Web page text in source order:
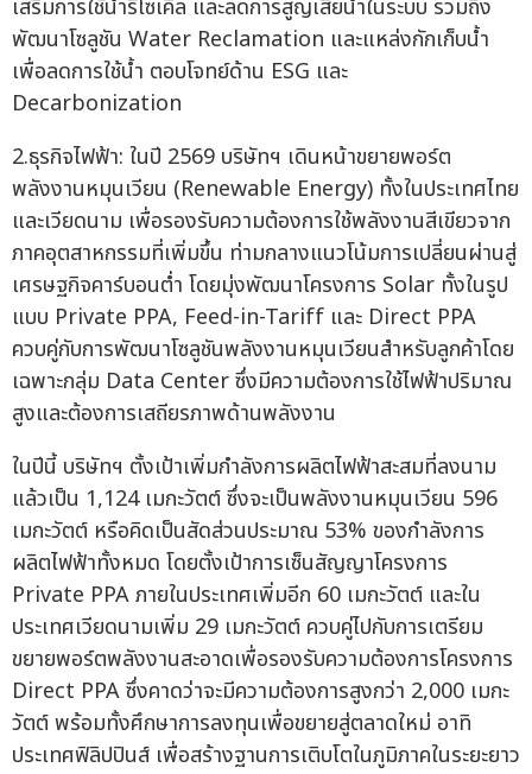
เสริมการใช้น้ำรีไซเคิล และลดการสูญเสียน้ำในระบบ รวมถึง
พัฒนาโซลูชัน Water Reclamation และแหล่งกักเก็บน้ำ
เพื่อลดการใช้น้ำ ตอบโจทย์ด้าน ESG และ
Decarbonization
2.ธุรกิจไฟฟ้า: ในปี 2569 บริษัทฯ เดินหน้าขยายพอร์ต
พลังงานหมุนเวียน (Renewable Energy) ทั้งในประเทศไทย
และเวียดนาม เพื่อรองรับความต้องการใช้พลังงานสีเขียวจาก
ภาคอุตสาหกรรมที่เพิ่มขึ้น ท่ามกลางแนวโน้มการเปลี่ยนผ่านสู่
เศรษฐกิจคาร์บอนต่ำ โดยมุ่งพัฒนาโครงการ Solar ทั้งในรูป
แบบ Private PPA, Feed-in-Tariff และ Direct PPA
ควบคู่กับการพัฒนาโซลูชันพลังงานหมุนเวียนสำหรับลูกค้าโดย
เฉพาะกลุ่ม Data Center ซึ่งมีความต้องการใช้ไฟฟ้าปริมาณ
สูงและต้องการเสถียรภาพด้านพลังงาน
ในปีนี้ บริษัทฯ ตั้งเป้าเพิ่มกำลังการผลิตไฟฟ้าสะสมที่ลงนาม
แล้วเป็น 1,124 เมกะวัตต์ ซึ่งจะเป็นพลังงานหมุนเวียน 596
เมกะวัตต์ หรือคิดเป็นสัดส่วนประมาณ 53% ของกำลังการ
ผลิตไฟฟ้าทั้งหมด โดยตั้งเป้าการเซ็นสัญญาโครงการ
Private PPA ภายในประเทศเพิ่มอีก 60 เมกะวัตต์ และใน
ประเทศเวียดนามเพิ่ม 29 เมกะวัตต์ ควบคู่ไปกับการเตรียม
ขยายพอร์ตพลังงานสะอาดเพื่อรองรับความต้องการโครงการ
Direct PPA ซึ่งคาดว่าจะมีความต้องการสูงกว่า 2,000 เมกะ
วัตต์ พร้อมทั้งศึกษาการลงทุนเพื่อขยายสู่ตลาดใหม่ อาทิ
ประเทศฟิลิปปินส์ เพื่อสร้างฐานการเติบโตในภูมิภาคในระยะยาว